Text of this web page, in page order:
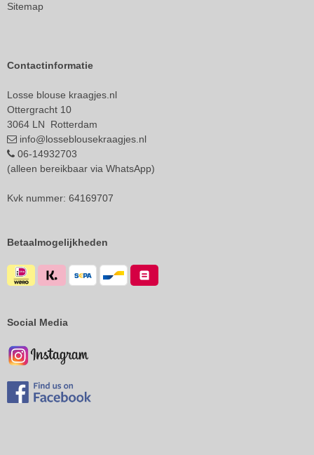
Sitemap
Contactinformatie
Losse blouse kraagjes.nl
Ottergracht 10
3064 LN Rotterdam
info@losseblousekraagjes.nl
06-14932703
(alleen bereikbaar via WhatsApp)
Kvk nummer: 64169707
Betaalmogelijkheden
Social Media